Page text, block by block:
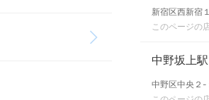
新宿区西新宿
このページの
中野坂上駅
中野区中央２-